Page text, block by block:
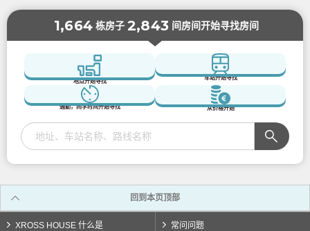
1,664 栋房子 2,843 间房间开始寻找房间
地点开始寻找
车站开始寻找
通勤，同学时间开始寻找 从价格开始
回到本页顶部
XROSS HOUSE 什么是 常问问题